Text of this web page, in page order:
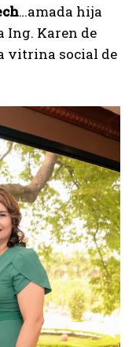
…amada hija
Ing. Karen de
vitrina social de